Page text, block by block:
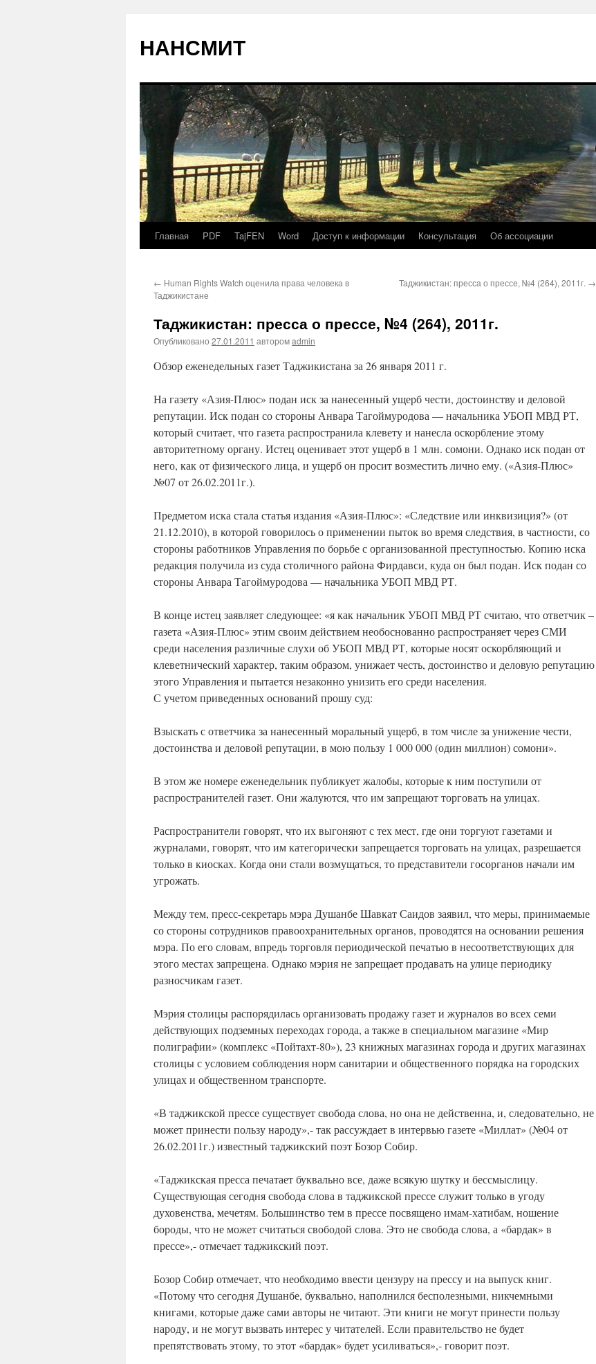
НАНСМИТ
Главная PDF TajFEN Word Доступ к информации Консультация Об ассоциации
← Human Rights Watch оценила права человека в
Таджикистане
Таджикистан: пресса о прессе, №4 (264), 2011г. →
Таджикистан: пресса о прессе, №4 (264), 2011г.
Опубликовано 27.01.2011 авторомadmin
Обзор еженедельных газет Таджикистана за 26 января 2011 г.
На газету «Азия-Плюс» подан иск за нанесенный ущерб чести, достоинству и деловой
репутации. Иск подан со стороны Анвара Тагоймуродова — начальника УБОП МВД РТ,
который считает, что газета распространила клевету и нанесла оскорбление этому
авторитетному органу. Истец оценивает этот ущерб в 1 млн. сомони. Однако иск подан от
него, как от физического лица, и ущерб он просит возместить лично ему. («Азия-Плюс»
№07 от 26.02.2011г.).
Предметом иска стала статья издания «Азия-Плюс»: «Следствие или инквизиция?» (от
21.12.2010), в которой говорилось о применении пыток во время следствия, в частности, со
стороны работников Управления по борьбе с организованной преступностью. Копию иска
редакция получила из суда столичного района Фирдавси, куда он был подан. Иск подан со
стороны Анвара Тагоймуродова — начальника УБОП МВД РТ.
В конце истец заявляет следующее: «я как начальник УБОП МВД РТ считаю, что ответчик –
газета «Азия-Плюс» этим своим действием необоснованно распространяет через СМИ
среди населения различные слухи об УБОП МВД РТ, которые носят оскорбляющий и
клеветнический характер, таким образом, унижает честь, достоинство и деловую репутацию
этого Управления и пытается незаконно унизить его среди населения.
С учетом приведенных оснований прошу суд:
Взыскать с ответчика за нанесенный моральный ущерб, в том числе за унижение чести,
достоинства и деловой репутации, в мою пользу 1 000 000 (один миллион) сомони».
В этом же номере еженедельник публикует жалобы, которые к ним поступили от
распространителей газет. Они жалуются, что им запрещают торговать на улицах.
Распространители говорят, что их выгоняют с тех мест, где они торгуют газетами и
журналами, говорят, что им категорически запрещается торговать на улицах, разрешается
только в киосках. Когда они стали возмущаться, то представители госорганов начали им
угрожать.
Между тем, пресс-секретарь мэра Душанбе Шавкат Саидов заявил, что меры, принимаемые
со стороны сотрудников правоохранительных органов, проводятся на основании решения
мэра. По его словам, впредь торговля периодической печатью в несоответствующих для
этого местах запрещена. Однако мэрия не запрещает продавать на улице периодику
разносчикам газет.
Мэрия столицы распорядилась организовать продажу газет и журналов во всех семи
действующих подземных переходах города, а также в специальном магазине «Мир
полиграфии» (комплекс «Пойтахт-80»), 23 книжных магазинах города и других магазинах
столицы с условием соблюдения норм санитарии и общественного порядка на городских
улицах и общественном транспорте.
«В таджикской прессе существует свобода слова, но она не действенна, и, следовательно, не
может принести пользу народу»,- так рассуждает в интервью газете «Миллат» (№04 от
26.02.2011г.) известный таджикский поэт Бозор Собир.
«Таджикская пресса печатает буквально все, даже всякую шутку и бессмыслицу.
Существующая сегодня свобода слова в таджикской прессе служит только в угоду
духовенства, мечетям. Большинство тем в прессе посвящено имам-хатибам, ношение
бороды, что не может считаться свободой слова. Это не свобода слова, а «бардак» в
прессе»,- отмечает таджикский поэт.
Бозор Собир отмечает, что необходимо ввести цензуру на прессу и на выпуск книг.
«Потому что сегодня Душанбе, буквально, наполнился бесполезными, никчемными
книгами, которые даже сами авторы не читают. Эти книги не могут принести пользу
народу, и не могут вызвать интерес у читателей. Если правительство не будет
препятствовать этому, то этот «бардак» будет усиливаться»,- говорит поэт.